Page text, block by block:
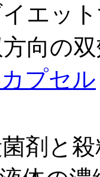
エッ
向の
プセル
剤と